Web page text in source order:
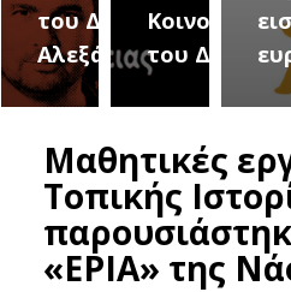
του Δήμου
Αλεξάνδρειας
Κοινοτήτων
του Δήμου
Μαθητικές
Τοπικής
«ΕΡΙΑ» της